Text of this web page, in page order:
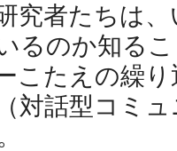
究者たちは
るのか知る
こたえの繰
対話型コミ